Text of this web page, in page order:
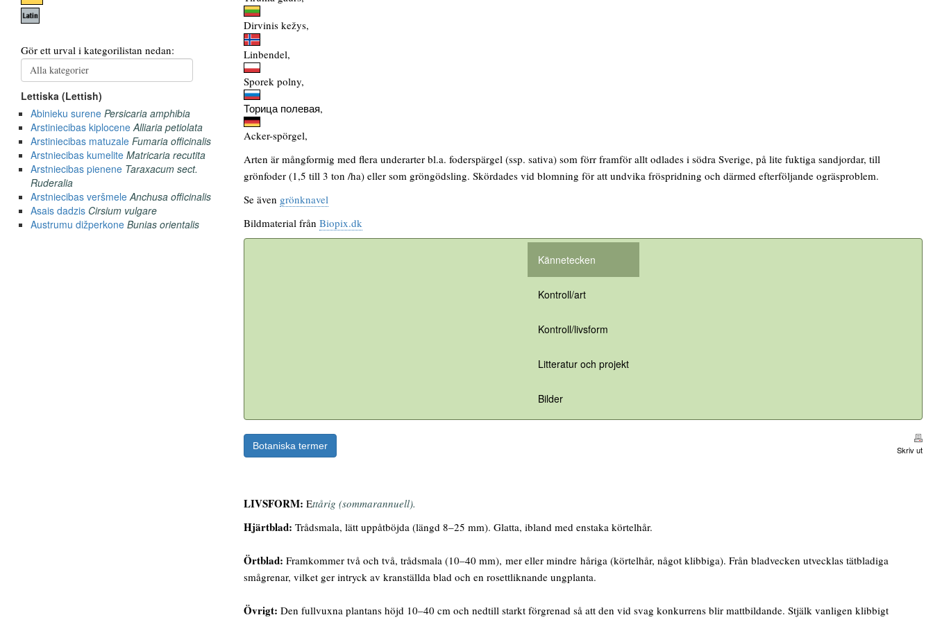
Dirvinis kežys,
Linbendel,
Sporek polny,
Торица полевая,
Acker-spörgel,
Arten är mångformig med flera underarter bl.a. foderspärgel (ssp. sativa) som förr framför allt odlades i södra Sverige, på lite fuktiga sandjordar, till
grönfoder (1,5 till 3 ton /ha) eller som gröngödsling. Skördades vid blomning för att undvika fröspridning och därmed efterföljande ogräsproblem.
Se även grönknavel
Bildmaterial från Biopix.dk
Kännetecken
Kontroll/art
Kontroll/livsform
Litteratur och projekt
Bilder
Botaniska termer Skriv ut
LIVSFORM: Ettårig (sommarannuell).
Hjärtblad: Trådsmala, lätt uppåtböjda (längd 8–25 mm). Glatta, ibland med enstaka körtelhår.
Örtblad: Framkommer två och två, trådsmala (10–40 mm), mer eller mindre håriga (körtelhår, något klibbiga). Från bladvecken utvecklas tätbladiga
smågrenar, vilket ger intryck av kranställda blad och en rosettliknande ungplanta.
Övrigt: Den fullvuxna plantans höjd 10–40 cm och nedtill starkt förgrenad så att den vid svag konkurrens blir mattbildande. Stjälk vanligen klibbigt